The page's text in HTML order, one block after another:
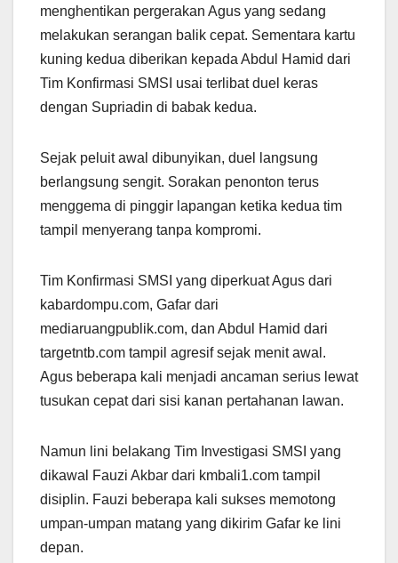
menghentikan pergerakan Agus yang sedang
melakukan serangan balik cepat. Sementara kartu
kuning kedua diberikan kepada Abdul Hamid dari
Tim Konfirmasi SMSI usai terlibat duel keras
dengan Supriadin di babak kedua.
Sejak peluit awal dibunyikan, duel langsung
berlangsung sengit. Sorakan penonton terus
menggema di pinggir lapangan ketika kedua tim
tampil menyerang tanpa kompromi.
Tim Konfirmasi SMSI yang diperkuat Agus dari
kabardompu.com, Gafar dari
mediaruangpublik.com, dan Abdul Hamid dari
targetntb.com tampil agresif sejak menit awal.
Agus beberapa kali menjadi ancaman serius lewat
tusukan cepat dari sisi kanan pertahanan lawan.
Namun lini belakang Tim Investigasi SMSI yang
dikawal Fauzi Akbar dari kmbali1.com tampil
disiplin. Fauzi beberapa kali sukses memotong
umpan-umpan matang yang dikirim Gafar ke lini
depan.